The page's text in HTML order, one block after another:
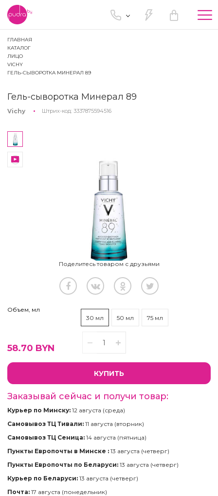
ГЛАВНАЯ
КАТАЛОГ
ЛИЦО
VICHY
ГЕЛЬ-СЫВОРОТКА МИНЕРАЛ 89
Гель-сыворотка Минерал 89
Vichy Штрих-код: 3337875594516
Поделитесь товаром с друзьями
Объем, мл
30 мл
50 мл 75 мл
58.70 BYN
КУПИТЬ
Заказывай сейчас и получи товар:
Курьер по Минску: 12 августа (среда)
Самовывоз ТЦ Тивали: 11 августа (вторник)
Самовывоз ТЦ Сеница: 14 августа (пятница)
Пункты Европочты в Минске : 13 августа (четверг)
Пункты Европочты по Беларуси: 13 августа (четверг)
Курьер по Беларуси: 13 августа (четверг)
Почта: 17 августа (понедельник)